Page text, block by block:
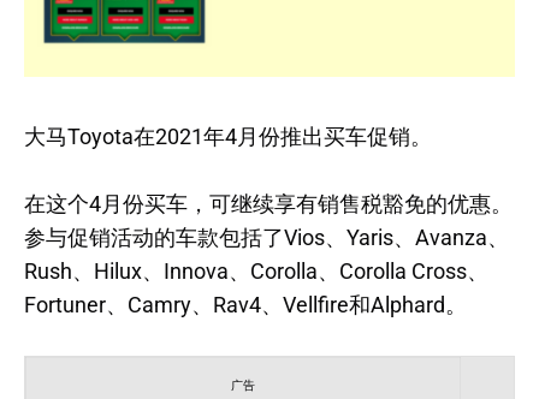
大马Toyota在2021年4月份推出买车促销。
在这个4月份买车，可继续享有销售税豁免的优惠。
参与促销活动的车款包括了Vios、Yaris、Avanza、
Rush、Hilux、Innova、Corolla、Corolla Cross、
Fortuner、Camry、Rav4、Vellfire和Alphard。
广告